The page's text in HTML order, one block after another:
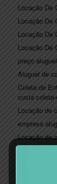
Locação De
Locação De
Locação De
Locação De
preço
Aluguel de
Coleta de
custa
Locação de
empresa
Locação de
Aluguel de
Locação
Locação